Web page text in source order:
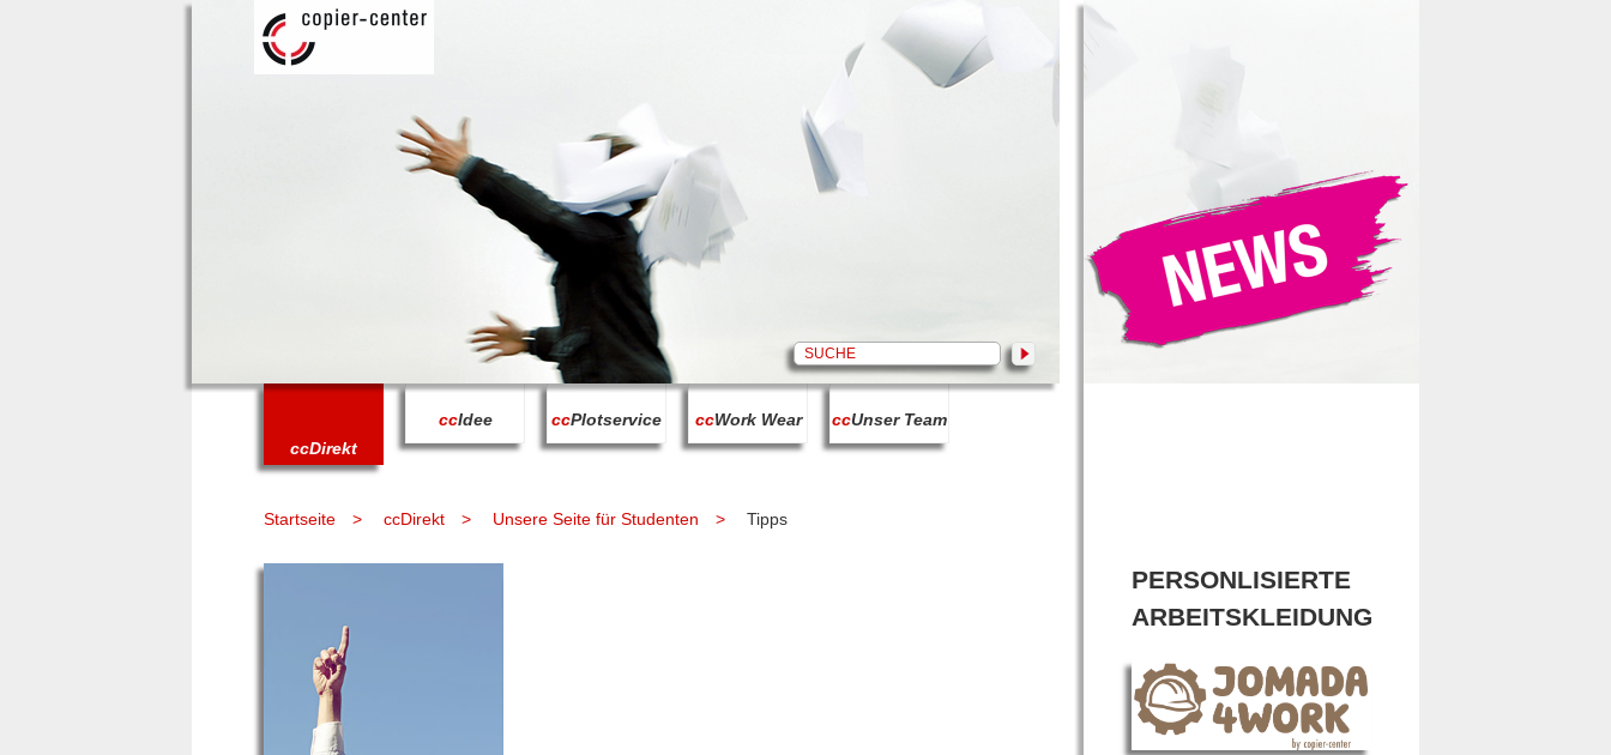
ccDirekt
ccIdee ccPlotservice ccWork Wear ccUnser Team
Startseite ccDirekt Unsere Seite für Studenten Tipps
PERSONLISIERTE
ARBEITSKLEIDUNG